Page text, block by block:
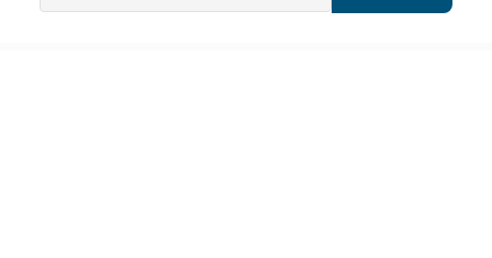
Llavero Vespa «Faro Basso» rojo